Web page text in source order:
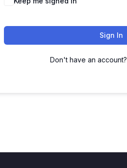
Sign In
Don't have an account?